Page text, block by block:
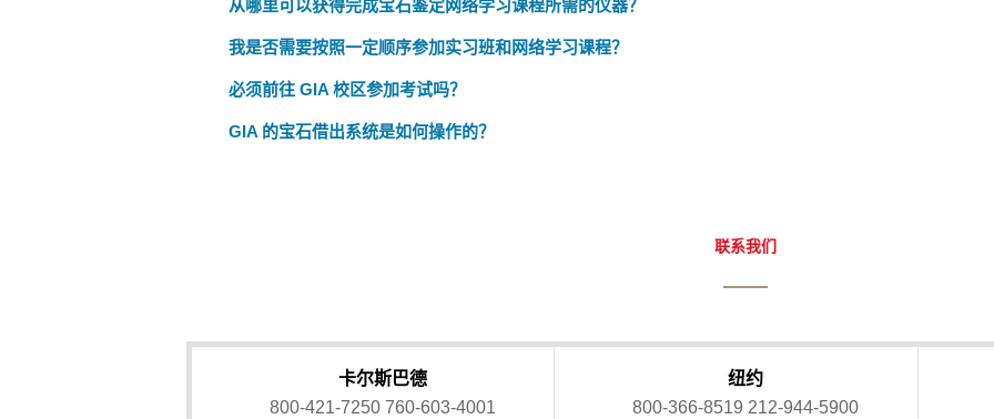
从哪里可以获得完成宝石鉴定网络学习课程所需的仪器？
我是否需要按照一定顺序参加实习班和网络学习课程？
必须前往 GIA 校区参加考试吗？
GIA 的宝石借出系统是如何操作的？
联系我们
卡尔斯巴德
800-421-7250 760-603-4001
纽约
800-366-8519 212-944-5900